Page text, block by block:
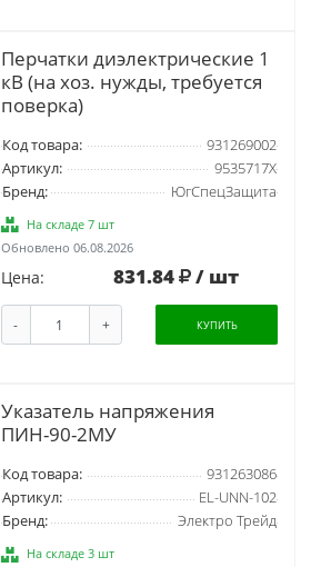
Перчатки диэлектрические 1
кВ (на хоз. нужды, требуется
поверка)
Код товара:
931269002
Артикул:
9535717Х
Бренд:
ЮгСпецЗащита
На складе 7 шт
Обновлено 06.08.2026
Цена: 831.84 / шт
- + КУПИТЬ
Указатель напряжения
ПИН-90-2МУ
Код товара:
931263086
Артикул:
EL-UNN-102
Бренд:
Электро Трейд
На складе 3 шт